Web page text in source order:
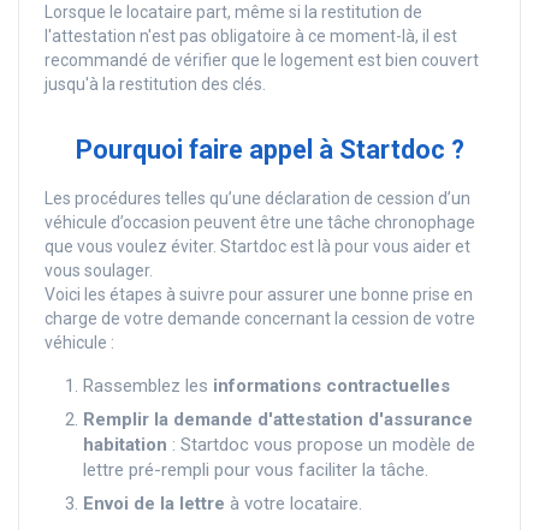
Lorsque le locataire part, même si la restitution de
l'attestation n'est pas obligatoire à ce moment-là, il est
recommandé de vérifier que le logement est bien couvert
jusqu'à la restitution des clés.
Pourquoi faire appel à Startdoc ?
Les procédures telles qu’une déclaration de cession d’un
véhicule d’occasion peuvent être une tâche chronophage
que vous voulez éviter. Startdoc est là pour vous aider et
vous soulager.
Voici les étapes à suivre pour assurer une bonne prise en
charge de votre demande concernant la cession de votre
véhicule :
Rassemblez les informations contractuelles
Remplir la demande d'attestation d'assurance
habitation : Startdoc vous propose un modèle de
lettre pré-rempli pour vous faciliter la tâche.
Envoi de la lettre à votre locataire.